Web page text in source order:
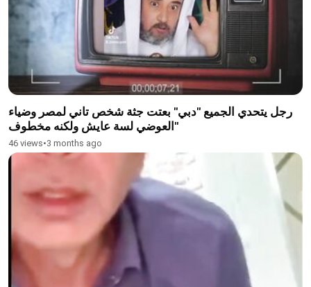
رجل يتحدي الجميع "دبي" بعتت جثة شخص تاني لمصر وضياء
العوضي لسة عايش ولكنه مخطوف"
46 views•3 months ago